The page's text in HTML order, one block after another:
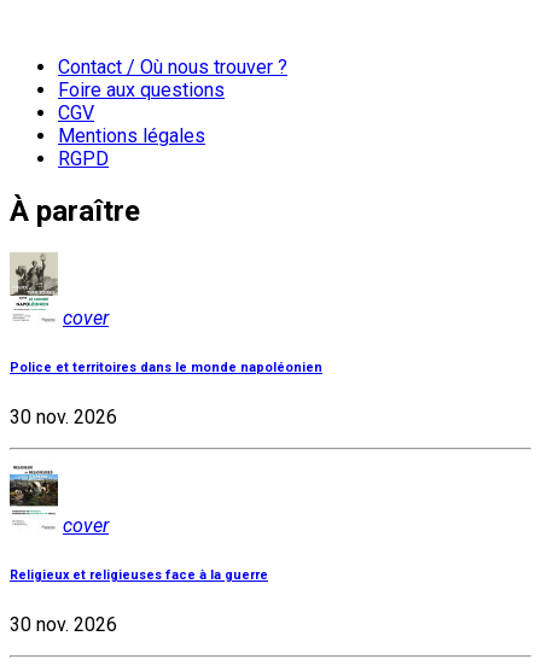
Contact / Où nous trouver ?
Foire aux questions
CGV
Mentions légales
RGPD
À paraître
cover
Police et territoires dans le monde napoléonien
30 nov. 2026
cover
Religieux et religieuses face à la guerre
30 nov. 2026